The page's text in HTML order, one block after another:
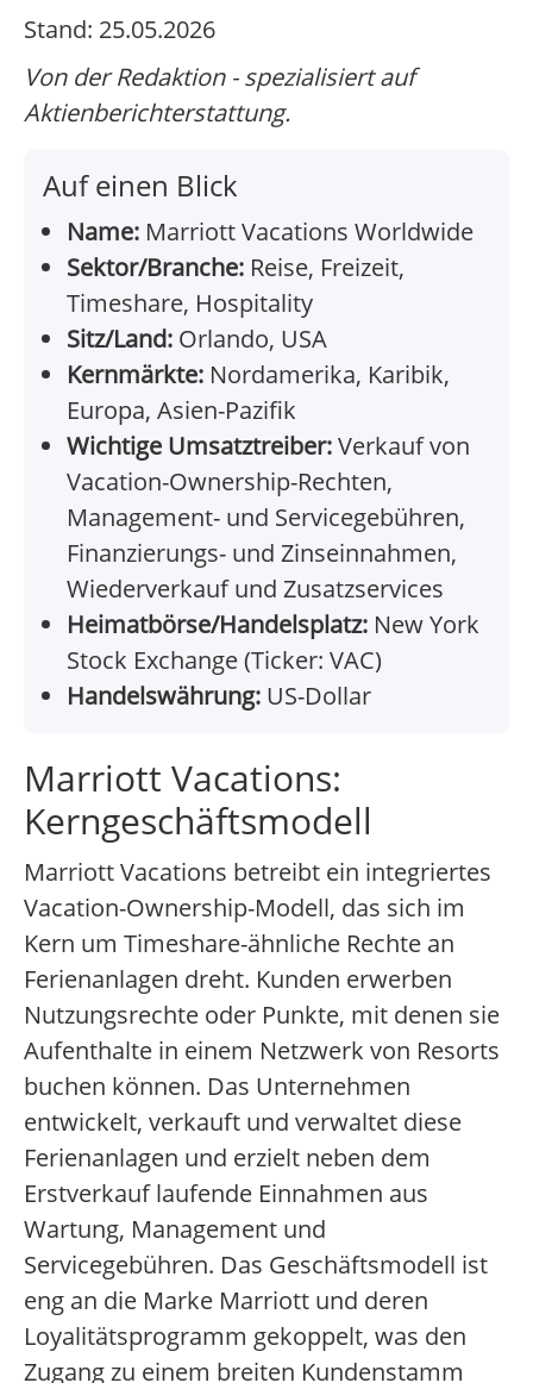
Stand: 25.05.2026
Von der Redaktion - spezialisiert auf
Aktienberichterstattung.
Auf einen Blick
Name: Marriott Vacations Worldwide
Sektor/Branche: Reise, Freizeit,
Timeshare, Hospitality
Sitz/Land: Orlando, USA
Kernmärkte: Nordamerika, Karibik,
Europa, Asien-Pazifik
Wichtige Umsatztreiber:Verkauf von
Vacation-Ownership-Rechten,
Management- und Servicegebühren,
Finanzierungs- und Zinseinnahmen,
Wiederverkauf und Zusatzservices
Heimatbörse/Handelsplatz: New York
Stock Exchange (Ticker: VAC)
Handelswährung: US-Dollar
Marriott Vacations:
Kerngeschäftsmodell
Marriott Vacations betreibt ein integriertes
Vacation-Ownership-Modell, das sich im
Kern um Timeshare-ähnliche Rechte an
Ferienanlagen dreht. Kunden erwerben
Nutzungsrechte oder Punkte, mit denen sie
Aufenthalte in einem Netzwerk von Resorts
buchen können. Das Unternehmen
entwickelt, verkauft und verwaltet diese
Ferienanlagen und erzielt neben dem
Erstverkauf laufende Einnahmen aus
Wartung, Management und
Servicegebühren. Das Geschäftsmodell ist
eng an die Marke Marriott und deren
Loyalitätsprogramm gekoppelt, was den
Zugang zu einem breiten Kundenstamm